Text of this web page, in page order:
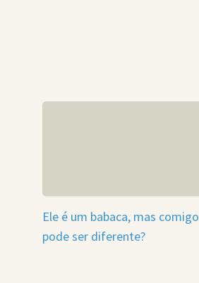
Ele é um babaca, mas comigo
pode ser diferente?